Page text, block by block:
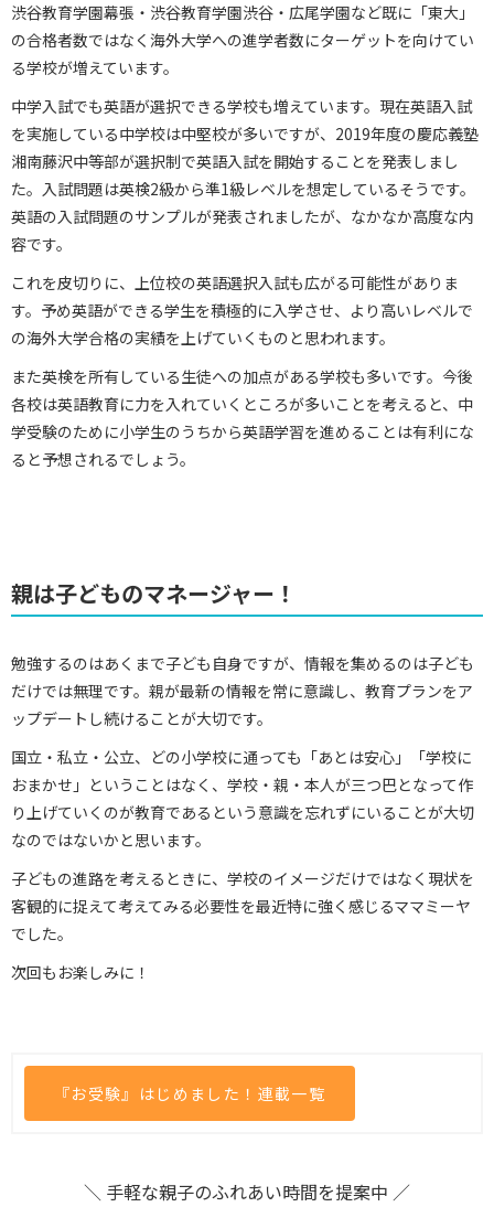
渋谷教育学園幕張・渋谷教育学園渋谷・広尾学園など既に「東大」
の合格者数ではなく海外大学への進学者数にターゲットを向けてい
る学校が増えています。
中学入試でも英語が選択できる学校も増えています。現在英語入試
を実施している中学校は中堅校が多いですが、2019年度の慶応義塾
湘南藤沢中等部が選択制で英語入試を開始することを発表しまし
た。入試問題は英検2級から準1級レベルを想定しているそうです。
英語の入試問題のサンプルが発表されましたが、なかなか高度な内
容です。
これを皮切りに、上位校の英語選択入試も広がる可能性がありま
す。予め英語ができる学生を積極的に入学させ、より高いレベルで
の海外大学合格の実績を上げていくものと思われます。
また英検を所有している生徒への加点がある学校も多いです。今後
各校は英語教育に力を入れていくところが多いことを考えると、中
学受験のために小学生のうちから英語学習を進めることは有利にな
ると予想されるでしょう。
親は子どものマネージャー！
勉強するのはあくまで子ども自身ですが、情報を集めるのは子ども
だけでは無理です。親が最新の情報を常に意識し、教育プランをア
ップデートし続けることが大切です。
国立・私立・公立、どの小学校に通っても「あとは安心」「学校に
おまかせ」ということはなく、学校・親・本人が三つ巴となって作
り上げていくのが教育であるという意識を忘れずにいることが大切
なのではないかと思います。
子どもの進路を考えるときに、学校のイメージだけではなく現状を
客観的に捉えて考えてみる必要性を最近特に強く感じるママミーヤ
でした。
次回もお楽しみに！
『お受験』はじめました！連載一覧
＼ 手軽な親子のふれあい時間を提案中 ／